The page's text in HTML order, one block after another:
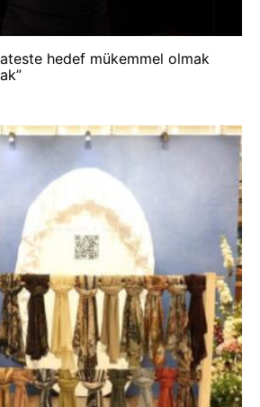
hedef mükemmel olmak